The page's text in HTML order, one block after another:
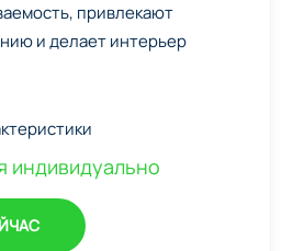
привлекают
и делает интерьер
индивидуально